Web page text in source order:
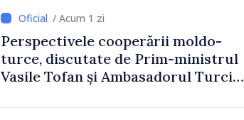
/ Acum 1 zi
Perspectivele cooperării moldo-
turce, discutate de Prim-ministrul
Vasile Tofan și Ambasadorul Turciei,